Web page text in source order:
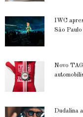
IWC
São Paulo
Novo
Dudalina